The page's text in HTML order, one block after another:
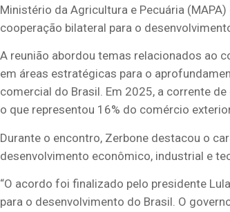
Ministério da Agricultura e Pecuária
cooperação bilateral para o
A reunião abordou temas relacionados ao
em áreas estratégicas para o
comercial do Brasil. Em 2025, a corrente
o que representou 16% do comércio
Durante o encontro, Zerbone destacou o
desenvolvimento econômico, industrial e
“O acordo foi finalizado pelo presidente
para o desenvolvimento do Brasil. O